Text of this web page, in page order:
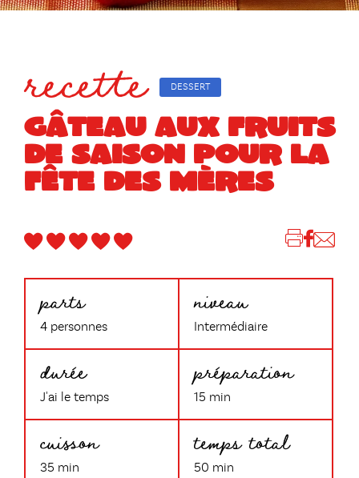
recette DESSERT
GÂTEAU AUX FRUITS
DE SAISON POUR LA
FÊTE DES MÈRES
parts
4 personnes
niveau
Intermédiaire
durée
J'ai le temps
préparation
15 min
cuisson
35 min
temps total
50 min